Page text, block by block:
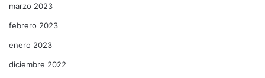
marzo 2023
febrero 2023
enero 2023
diciembre 2022